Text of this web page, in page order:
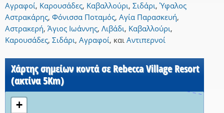
Αγραφοί, Καρουσάδες, Καβαλλούρι, Σιδάρι,Ύφαλος
Αστρακάρης, Φόνισσα Ποταμός, Αγία Παρασκευή,
Αστρακερή, Άγιος Ιωάννης, Λιβάδι, Καβαλλούρι,
Καρουσάδες, Σιδάρι, Αγραφοί, και Αντιπερνοί
Χάρτης σημείων κοντά σε Rebecca Village Resort
(ακτίνα 5Km)
+